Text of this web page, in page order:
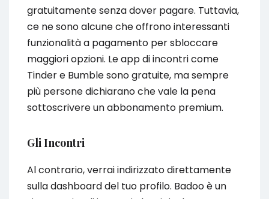
gratuitamente senza dover pagare. Tuttavia,
ce ne sono alcune che offrono interessanti
funzionalità a pagamento per sbloccare
maggiori opzioni. Le app di incontri come
Tinder e Bumble sono gratuite, ma sempre
più persone dichiarano che vale la pena
sottoscrivere un abbonamento premium.
Gli Incontri
Al contrario, verrai indirizzato direttamente
sulla dashboard del tuo profilo. Badoo è un